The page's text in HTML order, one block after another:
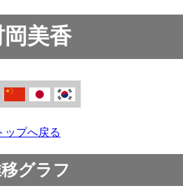
岡美香
ップへ戻る
グラフ